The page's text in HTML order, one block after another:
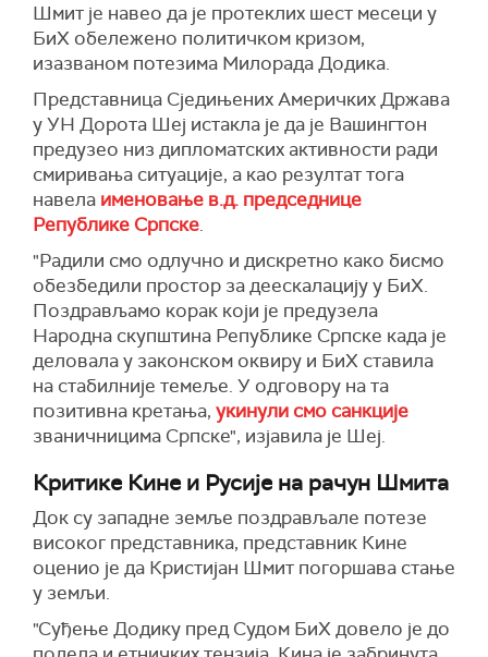
Шмит је навео да је протеклих шест месеци у
БиХ обележено политичком кризом,
изазваном потезима Милорада Додика.
Представница Сједињених Америчких Држава
у УН Дорота Шеј истакла је да је Вашингтон
предузео низ дипломатских активности ради
смиривања ситуације, а као резултат тога
навела именовање в.д. председнице
Републике Српске.
"Радили смо одлучно и дискретно како бисмо
обезбедили простор за деескалацију у БиХ.
Поздрављамо корак који је предузела
Народна скупштина Републике Српске када је
деловала у законском оквиру и БиХ ставила
на стабилније темеље. У одговору на та
позитивна кретања, укинули смо санкције
званичницима Српске", изјавила је Шеј.
Критике Кине и Русије на рачун Шмита
Док су западне земље поздрављале потезе
високог представника, представник Кине
оценио је да Кристијан Шмит погоршава стање
у земљи.
"Суђење Додику пред Судом БиХ довело је до